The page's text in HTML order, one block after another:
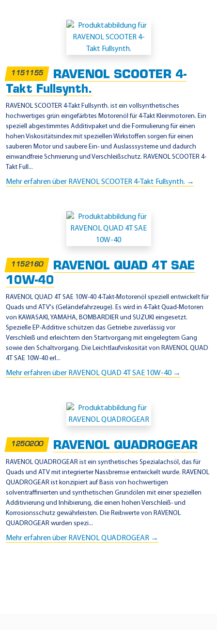
1151155
RAVENOL SCOOTER 4-
Takt Fullsynth.
RAVENOL SCOOTER 4-Takt Fullsynth. ist ein vollsynthetisches
hochwertiges grün eingefärbtes Motorenöl für 4-Takt Kleinmotoren. Ein
speziell abgestimmtes Additivpaket und die Formulierung für einen
hohen Viskositätsindex mit speziellen Wirkstoffen sorgen für einen
sauberen Motor und saubere Ein- und Auslasssysteme und dadurch
einwandfreie Schmierung und Verschleißschutz. RAVENOL SCOOTER 4-
Takt Full...
Mehr erfahren über RAVENOL SCOOTER 4-Takt Fullsynth. →
1152160
RAVENOL QUAD 4T SAE
10W-40
RAVENOL QUAD 4T SAE 10W-40 4-Takt-Motorenöl speziell entwickelt für
Quads und ATV's (Geländefahrzeuge). Es wird in 4-Takt Quad-Motoren
von KAWASAKI, YAMAHA, BOMBARDIER und SUZUKI eingesetzt.
Spezielle EP-Additive schützen das Getriebe zuverlässig vor
Verschleiß und erleichtern den Startvorgang mit eingelegtem Gang
sowie den Schaltvorgang. Die Leichtlaufviskosität von RAVENOL QUAD
4T SAE 10W-40 erl...
Mehr erfahren über RAVENOL QUAD 4T SAE 10W-40 →
1250200 RAVENOL QUADROGEAR
RAVENOL QUADROGEAR ist ein synthetisches Spezialachsöl, das für
Quads und ATV mit integrierter Nassbremse entwickelt wurde. RAVENOL
QUADROGEAR ist konzipiert auf Basis von hochwertigen
solventraffinierten und synthetischen Grundölen mit einer speziellen
Additivierung und Inhibierung, die einen hohen Verschleiß- und
Korrosionsschutz gewährleisten. Die Reibwerte von RAVENOL
QUADROGEAR wurden spezi...
Mehr erfahren über RAVENOL QUADROGEAR →